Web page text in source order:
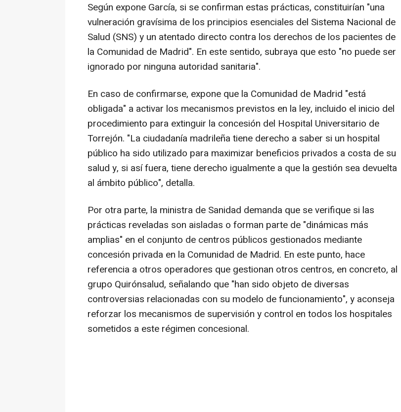
Según expone García, si se confirman estas prácticas, constituirían "una
vulneración gravísima de los principios esenciales del Sistema Nacional de
Salud (SNS) y un atentado directo contra los derechos de los pacientes de
la Comunidad de Madrid". En este sentido, subraya que esto "no puede ser
ignorado por ninguna autoridad sanitaria".
En caso de confirmarse, expone que la Comunidad de Madrid "está
obligada" a activar los mecanismos previstos en la ley, incluido el inicio del
procedimiento para extinguir la concesión del Hospital Universitario de
Torrejón. "La ciudadanía madrileña tiene derecho a saber si un hospital
público ha sido utilizado para maximizar beneficios privados a costa de su
salud y, si así fuera, tiene derecho igualmente a que la gestión sea devuelta
al ámbito público", detalla.
Por otra parte, la ministra de Sanidad demanda que se verifique si las
prácticas reveladas son aisladas o forman parte de "dinámicas más
amplias" en el conjunto de centros públicos gestionados mediante
concesión privada en la Comunidad de Madrid. En este punto, hace
referencia a otros operadores que gestionan otros centros, en concreto, al
grupo Quirónsalud, señalando que "han sido objeto de diversas
controversias relacionadas con su modelo de funcionamiento", y aconseja
reforzar los mecanismos de supervisión y control en todos los hospitales
sometidos a este régimen concesional.